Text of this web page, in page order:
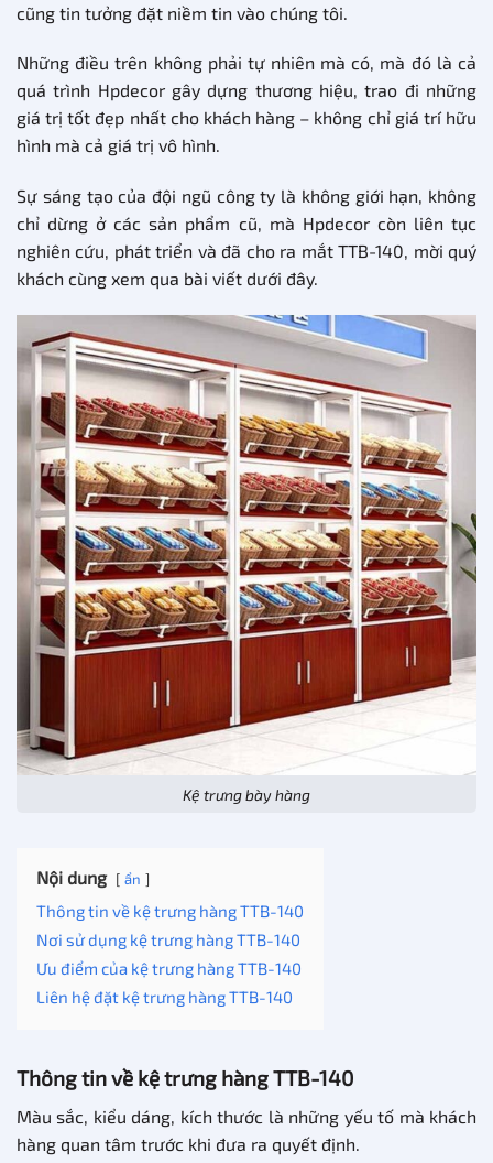
cũng tin tưởng đặt niềm tin vào chúng tôi.
Những điều trên không phải tự nhiên mà có, mà đó là cả
quá trình Hpdecor gây dựng thương hiệu, trao đi những
giá trị tốt đẹp nhất cho khách hàng – không chỉ giá trí hữu
hình mà cả giá trị vô hình.
Sự sáng tạo của đội ngũ công ty là không giới hạn, không
chỉ dừng ở các sản phẩm cũ, mà Hpdecor còn liên tục
nghiên cứu, phát triển và đã cho ra mắt TTB-140, mời quý
khách cùng xem qua bài viết dưới đây.
Kệ trưng bày hàng
Nội dung ẩn
Thông tin về kệ trưng hàng TTB-140
Nơi sử dụng kệ trưng hàng TTB-140
Ưu điểm của kệ trưng hàng TTB-140
Liên hệ đặt kệ trưng hàng TTB-140
Thông tin về kệ trưng hàng TTB-140
Màu sắc, kiểu dáng, kích thước là những yếu tố mà khách
hàng quan tâm trước khi đưa ra quyết định.